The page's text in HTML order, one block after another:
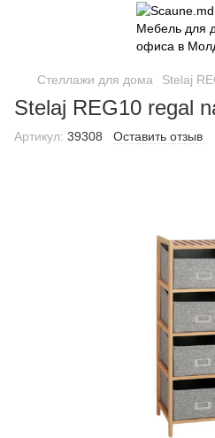
Стеллажи для дома Stelaj
Stelaj REG10 regal
Артикул: 39308 Оставить отзыв